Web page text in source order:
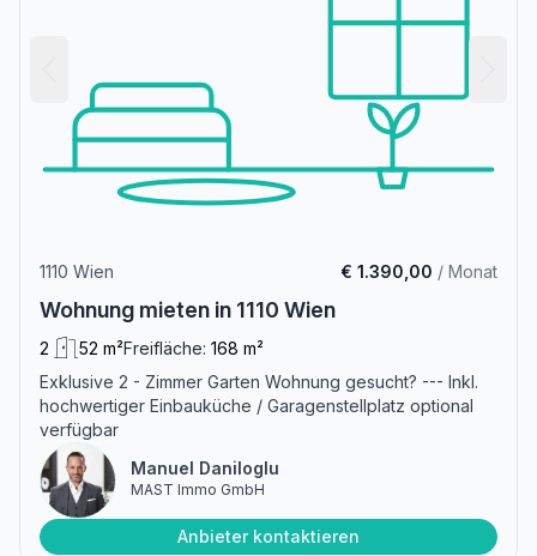
1110 Wien € 1.390,00 / Monat
Wohnung mieten in 1110 Wien
2 52 m²Freifläche: 168 m²
Exklusive 2 - Zimmer Garten Wohnung gesucht? --- Inkl.
hochwertiger Einbauküche / Garagenstellplatz optional
verfügbar
Manuel Daniloglu
MAST Immo GmbH
Anbieter kontaktieren